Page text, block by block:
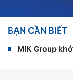
BẠN CẦN BIẾT
MIK Group